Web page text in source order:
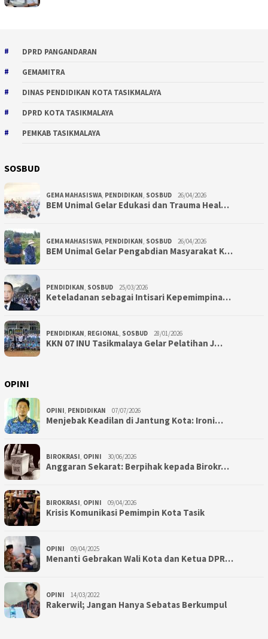
DPRD PANGANDARAN
GEMAMITRA
DINAS PENDIDIKAN KOTA TASIKMALAYA
DPRD KOTA TASIKMALAYA
PEMKAB TASIKMALAYA
SOSBUD
GEMA MAHASISWA, PENDIDIKAN, SOSBUD 26/04/2026
BEM Unimal Gelar Edukasi dan Trauma Heal…
GEMA MAHASISWA, PENDIDIKAN, SOSBUD 26/04/2026
BEM Unimal Gelar Pengabdian Masyarakat K…
PENDIDIKAN, SOSBUD 25/03/2026
Keteladanan sebagai Intisari Kepemimpina…
PENDIDIKAN, REGIONAL, SOSBUD 28/01/2026
KKN 07 INU Tasikmalaya Gelar Pelatihan J…
OPINI
OPINI, PENDIDIKAN 07/07/2026
Menjebak Keadilan di Jantung Kota: Ironi…
BIROKRASI, OPINI 30/06/2026
Anggaran Sekarat: Berpihak kepada Birokr…
BIROKRASI, OPINI 09/04/2026
Krisis Komunikasi Pemimpin Kota Tasik
OPINI 09/04/2025
Menanti Gebrakan Wali Kota dan Ketua DPR…
OPINI 14/03/2022
Rakerwil; Jangan Hanya Sebatas Berkumpul